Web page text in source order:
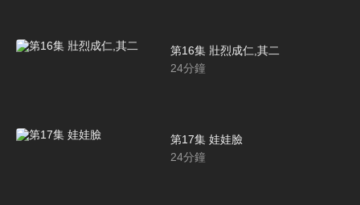
第16集 壯烈成仁,其二
24分鐘
第17集 娃娃臉
24分鐘